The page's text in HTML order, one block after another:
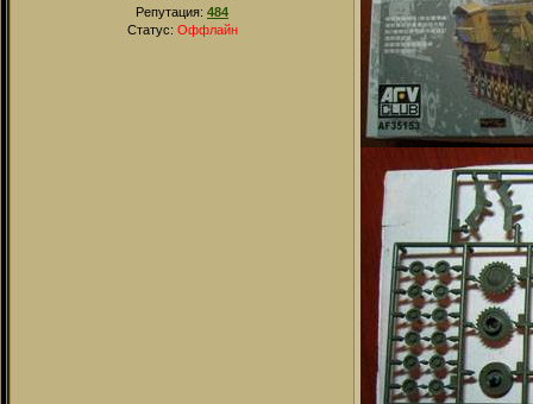
Репутация: 484
Статус: Оффлайн